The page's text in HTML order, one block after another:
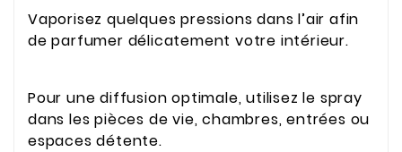
Vaporisez quelques pressions dans l’air afin
de parfumer délicatement votre intérieur.
Pour une diffusion optimale, utilisez le spray
dans les pièces de vie, chambres, entrées ou
espaces détente.